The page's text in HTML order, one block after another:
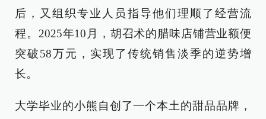
后，又组织专业人员指导他们理顺了经营流
程。2025年10月，胡召术的腊味店铺营业额便
突破58万元，实现了传统销售淡季的逆势增
长。
大学毕业的小熊自创了一个本土的甜品品牌，